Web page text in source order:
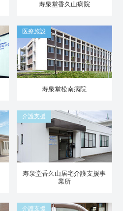
寿泉堂香久山病院
医療施設
寿泉堂松南病院
介護支援
寿泉堂香久山居宅介護支援事
業所
介護支援